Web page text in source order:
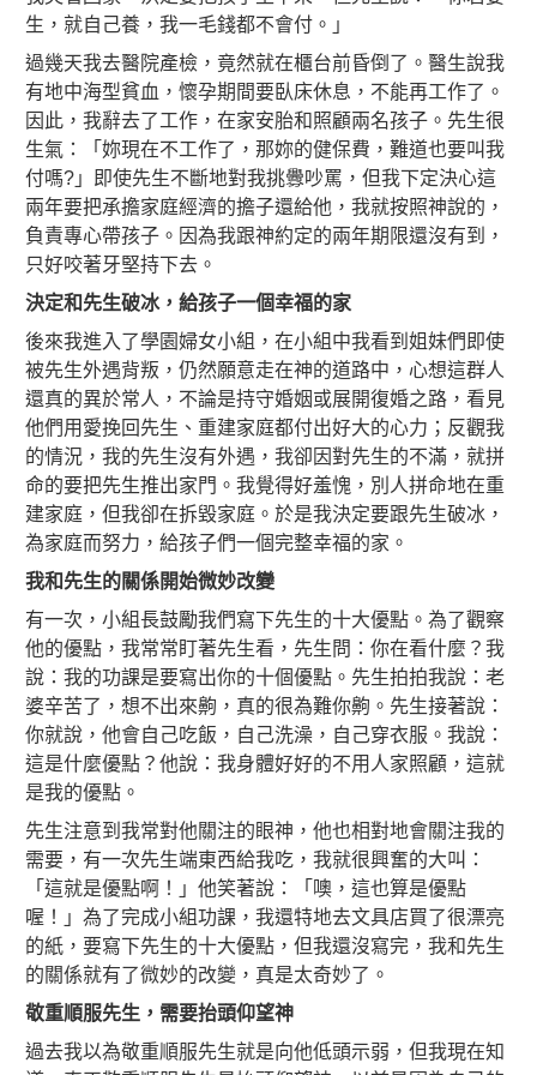
生，就自己養，我一毛錢都不會付。」
過幾天我去醫院產檢，竟然就在櫃台前昏倒了。醫生說我
有地中海型貧血，懷孕期間要臥床休息，不能再工作了。
因此，我辭去了工作，在家安胎和照顧兩名孩子。先生很
生氣：「妳現在不工作了，那妳的健保費，難道也要叫我
付嗎?」即使先生不斷地對我挑釁吵罵，但我下定決心這
兩年要把承擔家庭經濟的擔子還給他，我就按照神說的，
負責專心帶孩子。因為我跟神約定的兩年期限還沒有到，
只好咬著牙堅持下去。
決定和先生破冰，給孩子一個幸福的家
後來我進入了學園婦女小組，在小組中我看到姐妹們即使
被先生外遇背叛，仍然願意走在神的道路中，心想這群人
還真的異於常人，不論是持守婚姻或展開復婚之路，看見
他們用愛挽回先生、重建家庭都付出好大的心力；反觀我
的情況，我的先生沒有外遇，我卻因對先生的不滿，就拼
命的要把先生推出家門。我覺得好羞愧，別人拼命地在重
建家庭，但我卻在拆毀家庭。於是我決定要跟先生破冰，
為家庭而努力，給孩子們一個完整幸福的家。
我和先生的關係開始微妙改變
有一次，小組長鼓勵我們寫下先生的十大優點。為了觀察
他的優點，我常常盯著先生看，先生問：你在看什麼？我
說：我的功課是要寫出你的十個優點。先生拍拍我說：老
婆辛苦了，想不出來齁，真的很為難你齁。先生接著說：
你就說，他會自己吃飯，自己洗澡，自己穿衣服。我說：
這是什麼優點？他說：我身體好好的不用人家照顧，這就
是我的優點。
先生注意到我常對他關注的眼神，他也相對地會關注我的
需要，有一次先生端東西給我吃，我就很興奮的大叫：
「這就是優點啊！」他笑著說：「噢，這也算是優點
喔！」為了完成小組功課，我還特地去文具店買了很漂亮
的紙，要寫下先生的十大優點，但我還沒寫完，我和先生
的關係就有了微妙的改變，真是太奇妙了。
敬重順服先生， 需要抬頭仰望神
過去我以為敬重順服先生就是向他低頭示弱，但我現在知